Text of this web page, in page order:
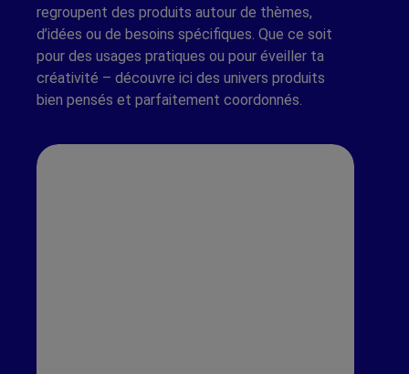
regroupent des produits autour de thèmes,
d’idées ou de besoins spécifiques. Que ce soit
pour des usages pratiques ou pour éveiller ta
créativité – découvre ici des univers produits
bien pensés et parfaitement coordonnés.